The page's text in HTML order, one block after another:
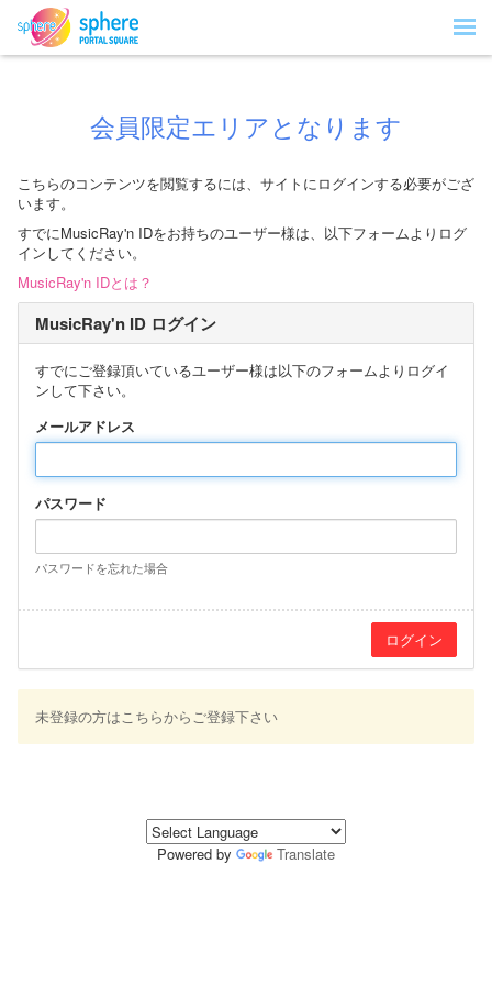
会員限定エリアとなります
こちらのコンテンツを閲覧するには、サイトにログインする必要がござ
います。
すでにMusicRay'n IDをお持ちのユーザー様は、以下フォームよりログ
インしてください。
MusicRay'n IDとは？
MusicRay'n ID ログイン
すでにご登録頂いているユーザー様は以下のフォームよりログイ
ンして下さい。
メールアドレス
パスワード
パスワードを忘れた場合
未登録の方はこちらからご登録下さい
Powered by Translate